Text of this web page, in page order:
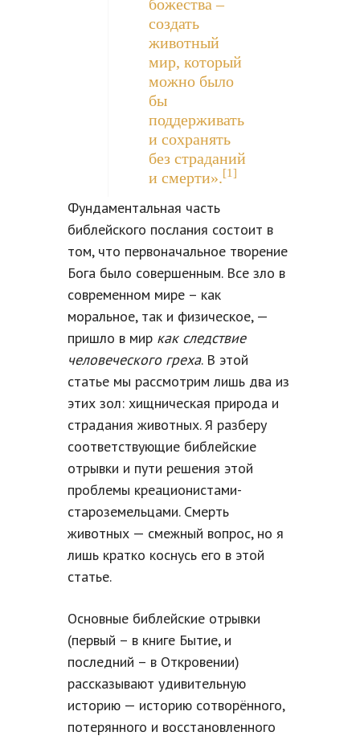
божества –
создать
животный
мир, который
можно было
бы
поддерживать
и сохранять
без страданий
и смерти».[1]
Фундаментальная часть
библейского послания состоит в
том, что первоначальное творение
Бога было совершенным. Все зло в
современном мире – как
моральное, так и физическое, —
пришло в мир как следствие
человеческого греха. В этой
статье мы рассмотрим лишь два из
этих зол: хищническая природа и
страдания животных. Я разберу
соответствующие библейские
отрывки и пути решения этой
проблемы креационистами-
староземельцами. Смерть
животных — смежный вопрос, но я
лишь кратко коснусь его в этой
статье.
Основные библейские отрывки
(первый – в книге Бытие, и
последний – в Откровении)
рассказывают удивительную
историю — историю сотворённого,
потерянного и восстановленного